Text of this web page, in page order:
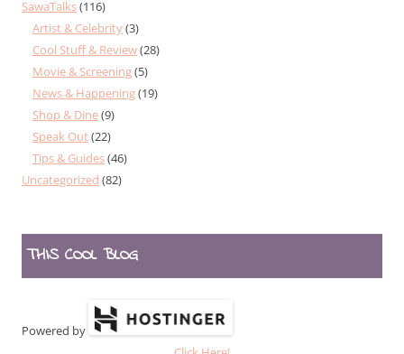
SawaTalks(116)
Artist & Celebrity(3)
Cool Stuff & Review(28)
Movie & Screening(5)
News & Happening(19)
Shop & Dine(9)
Speak Out(22)
Tips & Guides(46)
Uncategorized (82)
THIS COOL BLOG
Powered by